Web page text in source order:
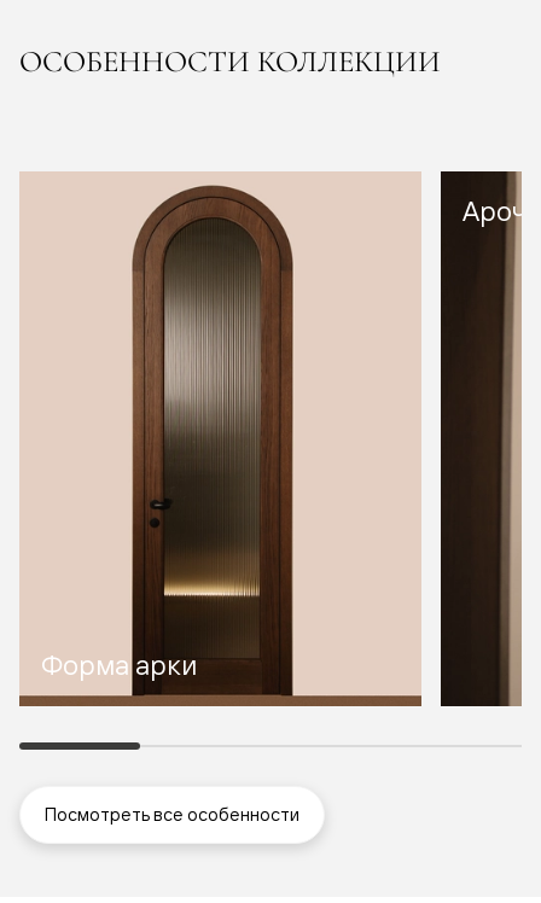
ОСОБЕННОСТИ КОЛЛЕКЦИИ
Форма арки
Посмотреть все особенности